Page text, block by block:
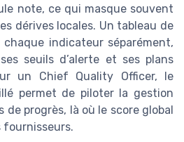
note, ce qui masque souvent
dérives locales. Un tableau de
indicateur séparément,
seuils d’alerte et ses plans
un Chief Quality Officer, le
permet de piloter la gestion
de progrès, là où le score global
fournisseurs.